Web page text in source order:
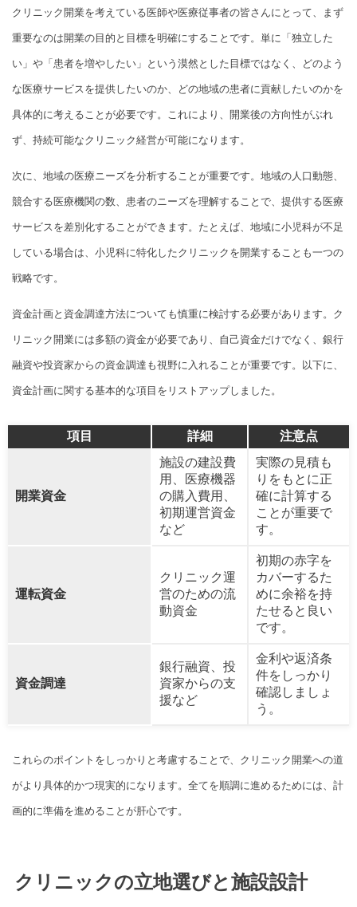
クリニック開業を考えている医師や医療従事者の皆さんにとって、まず
重要なのは開業の目的と目標を明確にすることです。単に「独立した
い」や「患者を増やしたい」という漠然とした目標ではなく、どのよう
な医療サービスを提供したいのか、どの地域の患者に貢献したいのかを
具体的に考えることが必要です。これにより、開業後の方向性がぶれ
ず、持続可能なクリニック経営が可能になります。
次に、地域の医療ニーズを分析することが重要です。地域の人口動態、
競合する医療機関の数、患者のニーズを理解することで、提供する医療
サービスを差別化することができます。たとえば、地域に小児科が不足
している場合は、小児科に特化したクリニックを開業することも一つの
戦略です。
資金計画と資金調達方法についても慎重に検討する必要があります。ク
リニック開業には多額の資金が必要であり、自己資金だけでなく、銀行
融資や投資家からの資金調達も視野に入れることが重要です。以下に、
資金計画に関する基本的な項目をリストアップしました。
項目 詳細 注意点
開業資金
施設の建設費
用、医療機器
の購入費用、
初期運営資金
など
実際の見積も
りをもとに正
確に計算する
ことが重要で
す。
運転資金
クリニック運
営のための流
動資金
初期の赤字を
カバーするた
めに余裕を持
たせると良い
です。
資金調達
銀行融資、投
資家からの支
援など
金利や返済条
件をしっかり
確認しましょ
う。
これらのポイントをしっかりと考慮することで、クリニック開業への道
がより具体的かつ現実的になります。全てを順調に進めるためには、計
画的に準備を進めることが肝心です。
クリニックの立地選びと施設設計